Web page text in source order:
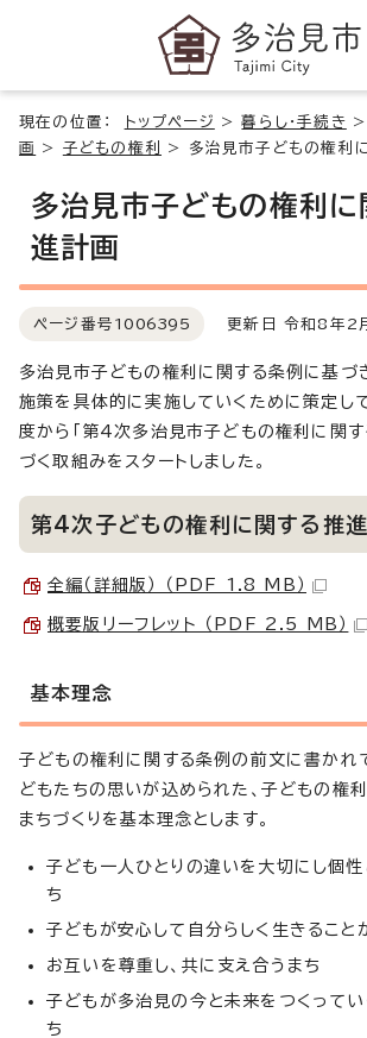
現在の位置： トップページ >暮らし・手続き >
画
> 子どもの権利 > 多治見市子どもの権利
多治見市子どもの権利に
進計画
ページ番号 1006395 更新日 令和8年2
多治見市子どもの権利に関する条例に基づ
施策を具体的に実施していくために策定し
度から「第4次多治見市子どもの権利に関す
づく取組みをスタートしました。
第4次子どもの権利に関する推
全編（詳細版） （PDF 1.8 MB）
概要版リーフレット （PDF 2.5 MB）
基本理念
子どもの権利に関する条例の前文に書かれ
どもたちの思いが込められた、子どもの権
まちづくりを基本理念とします。
子ども一人ひとりの違いを大切にし個性
ち
子どもが安心して自分らしく生きること
お互いを尊重し、共に支え合うまち
子どもが多治見の今と未来をつくってい
ち